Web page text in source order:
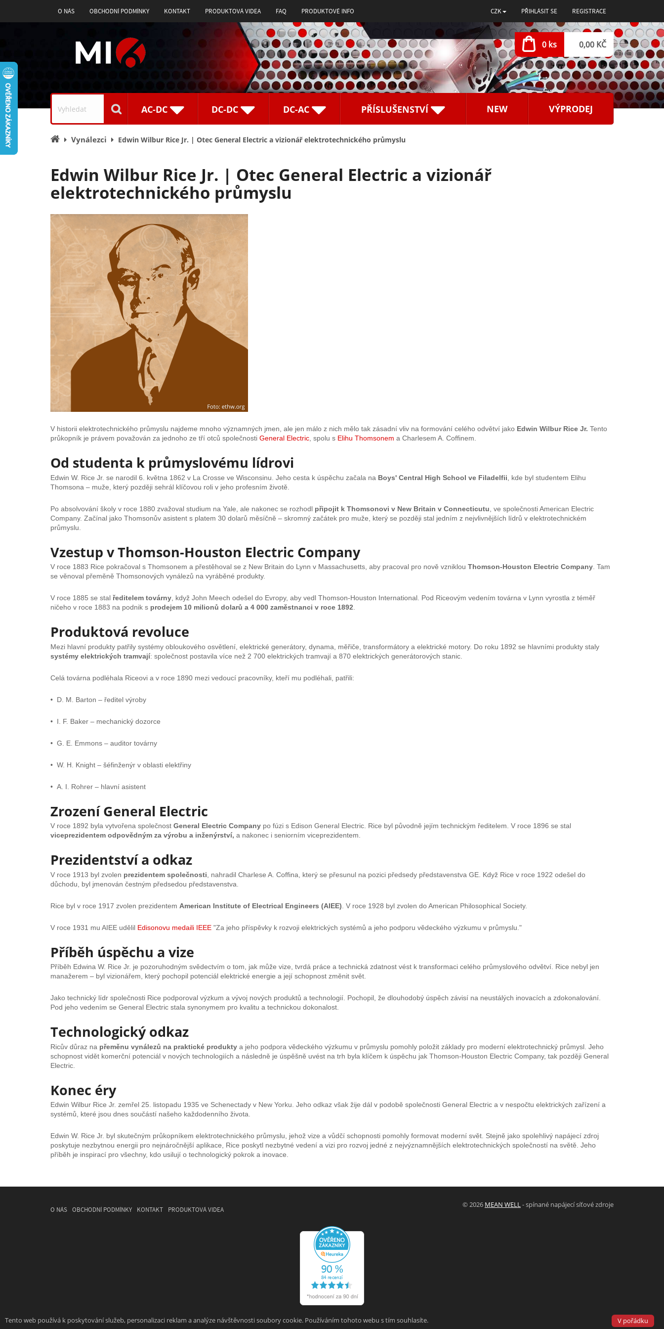
O NÁS OBCHODNÍ PODMÍNKY KONTAKT PRODUKTOVÁ VIDEA FAQ PRODUKTOVÉ INFO CZK PŘIHLÁSIT SE REGISTRACE
0 ks 0,00 KČ
Vyhledávání
AC-DC DC-DC DC-AC PŘÍSLUŠENSTVÍ NEW VÝPRODEJ
ÚvodníVynálezci Edwin Wilbur Rice Jr. | Otec General Electric a vizionář elektrotechnického průmyslu
Edwin Wilbur Rice Jr. | Otec General Electric a vizionář
elektrotechnického průmyslu
V historii elektrotechnického průmyslu najdeme mnoho významných jmen, ale jen málo z nich mělo tak zásadní vliv na formování celého odvětví jako Edwin Wilbur Rice Jr. Tento
průkopník je právem považován za jednoho ze tří otců společnosti General Electric , spolu s Elihu Thomsonem a Charlesem A. Coffinem.
Od studenta k průmyslovému lídrovi
Edwin W. Rice Jr. se narodil 6. května 1862 v La Crosse ve Wisconsinu. Jeho cesta k úspěchu začala na Boys' Central High School ve Filadelfii , kde byl studentem Elihu
Thomsona – muže, který později sehrál klíčovou roli v jeho profesním životě.
Po absolvování školy v roce 1880 zvažoval studium na Yale, ale nakonec se rozhodl připojit k Thomsonovi v New Britain v Connecticutu , ve společnosti American Electric
Company. Začínal jako Thomsonův asistent s platem 30 dolarů měsíčně – skromný začátek pro muže, který se později stal jedním z nejvlivnějších lídrů v elektrotechnickém
průmyslu.
Vzestup v Thomson-Houston Electric Company
V roce 1883 Rice pokračoval s Thomsonem a přestěhoval se z New Britain do Lynn v Massachusetts, aby pracoval pro nově vzniklou Thomson-Houston Electric Company . Tam
se věnoval přeměně Thomsonových vynálezů na vyráběné produkty.
V roce 1885 se stal ředitelem továrny , když John Meech odešel do Evropy, aby vedl Thomson-Houston International. Pod Riceovým vedením továrna v Lynn vyrostla z téměř
ničeho v roce 1883 na podnik s prodejem 10 milionů dolarů a 4 000 zaměstnanci v roce 1892
Produktová revoluce
Mezi hlavní produkty patřily systémy obloukového osvětlení, elektrické generátory, dynama, měřiče, transformátory a elektrické motory. Do roku 1892 se hlavními produkty staly
systémy elektrických tramvají: společnost postavila více než 2 700 elektrických tramvají a 870 elektrických generátorových stanic.
Celá továrna podléhala Riceovi a v roce 1890 mezi vedoucí pracovníky, kteří mu podléhali, patřili:
• D. M. Barton – ředitel výroby
• I. F. Baker – mechanický dozorce
• G. E. Emmons – auditor továrny
• W. H. Knight – šéfinženýr v oblasti elektřiny
• A. I. Rohrer – hlavní asistent
Zrození General Electric
V roce 1892 byla vytvořena společnost General Electric Company po fúzi s Edison General Electric. Rice byl původně jejím technickým ředitelem. V roce 1896 se stal
viceprezidentem odpovědným za výrobu a inženýrství, a nakonec i seniorním viceprezidentem.
Prezidentství a odkaz
V roce 1913 byl zvolen prezidentem společnosti , nahradil Charlese A. Coffina, který se přesunul na pozici předsedy představenstva GE. Když Rice v roce 1922 odešel do
důchodu, byl jmenován čestným předsedou představenstva.
Rice byl v roce 1917 zvolen prezidentem American Institute of Electrical Engineers (AIEE) . V roce 1928 byl zvolen do American Philosophical Society.
V roce 1931 mu AIEE udělil Edisonovu medaili IEEE "Za jeho příspěvky k rozvoji elektrických systémů a jeho podporu vědeckého výzkumu v průmyslu."
Příběh úspěchu a vize
Příběh Edwina W. Rice Jr. je pozoruhodným svědectvím o tom, jak může vize, tvrdá práce a technická zdatnost vést k transformaci celého průmyslového odvětví. Rice nebyl jen
manažerem – byl vizionářem, který pochopil potenciál elektrické energie a její schopnost změnit svět.
Jako technický lídr společnosti Rice podporoval výzkum a vývoj nových produktů a technologií. Pochopil, že dlouhodobý úspěch závisí na neustálých inovacích a zdokonalování.
Pod jeho vedením se General Electric stala synonymem pro kvalitu a technickou dokonalost.
Technologický odkaz
Ricův důraz na přeměnu vynálezů na praktické produkty a jeho podpora vědeckého výzkumu v průmyslu pomohly položit základy pro moderní elektrotechnický průmysl. Jeho
schopnost vidět komerční potenciál v nových technologiích a následně je úspěšně uvést na trh byla klíčem k úspěchu jak Thomson-Houston Electric Company, tak později General
Electric.
Konec éry
Edwin Wilbur Rice Jr. zemřel 25. listopadu 1935 ve Schenectady v New Yorku. Jeho odkaz však žije dál v podobě společnosti General Electric a v nespočtu elektrických zařízení a
systémů, které jsou dnes součástí našeho každodenního života.
Edwin W. Rice Jr. byl skutečným průkopníkem elektrotechnického průmyslu, jehož vize a vůdčí schopnosti pomohly formovat moderní svět. Stejně jako spolehlivý napájecí zdroj
poskytuje nezbytnou energii pro nejnáročnější aplikace, Rice poskytl nezbytné vedení a vizi pro rozvoj jedné z nejvýznamnějších elektrotechnických společností na světě. Jeho
příběh je inspirací pro všechny, kdo usilují o technologický pokrok a inovace.
O NÁS OBCHODNÍ PODMÍNKY KONTAKT PRODUKTOVÁ VIDEA
© 2026 MEAN WELL- spínané napájecí síťové zdroje
Tento web používá k poskytování služeb, personalizaci reklam a analýze návštěvnosti soubory cookie. Používáním tohoto webu s tím souhlasíte.
V pořádku